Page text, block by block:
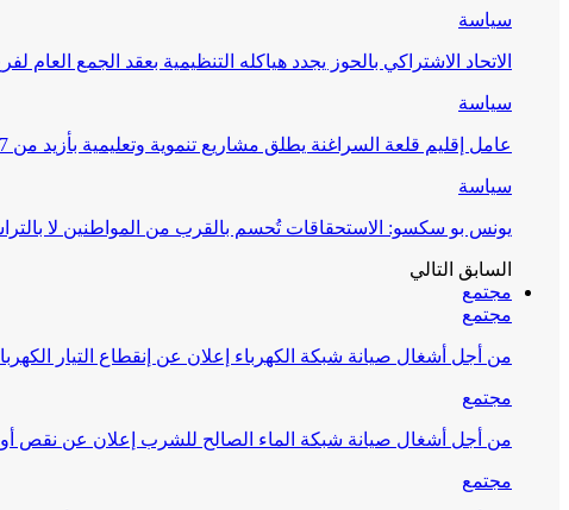
سياسة
الاتحاد الاشتراكي بالحوز يجدد هياكله التنظيمية بعقد الجمع العام
سياسة
عامل إقليم قلعة السراغنة يطلق مشاريع تنموية وتعليمية بأزيد من 27 مليون درهم احتفاءً…
سياسة
يونس بو سكسو: الاستحقاقات تُحسم بالقرب من المواطنين لا
السابق التالي
مجتمع
مجتمع
من أجل أشغال صيانة شبكة الكهرباء إعلان عن إنقطاع التيار
مجتمع
من أجل أشغال صيانة شبكة الماء الصالح للشرب إعلان عن نقص أو
مجتمع